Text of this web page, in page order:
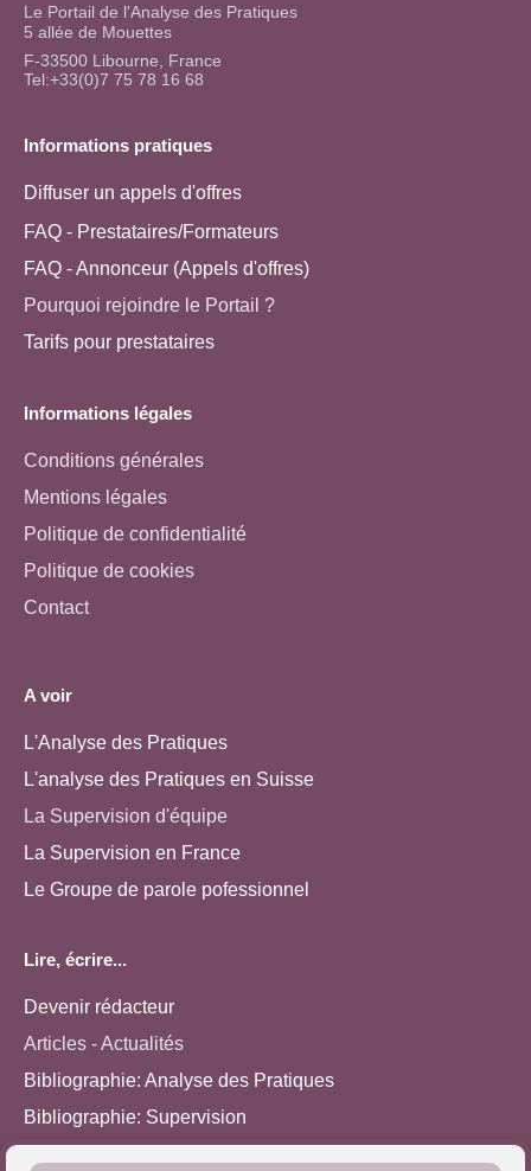
Le Portail de l'Analyse des Pratiques
5 allée de Mouettes
F-33500 Libourne, France
Tel:+33(0)7 75 78 16 68
Informations pratiques
Diffuser un appels d'offres
FAQ - Prestataires/Formateurs
FAQ - Annonceur (Appels d'offres)
Pourquoi rejoindre le Portail ?
Tarifs pour prestataires
Informations légales
Conditions générales
Mentions légales
Politique de confidentialité
Politique de cookies
Contact
A voir
L'Analyse des Pratiques
L'analyse des Pratiques en Suisse
La Supervision d'équipe
La Supervision en France
Le Groupe de parole pofessionnel
Lire, écrire...
Devenir rédacteur
Articles - Actualités
Bibliographie: Analyse des Pratiques
Bibliographie: Supervision